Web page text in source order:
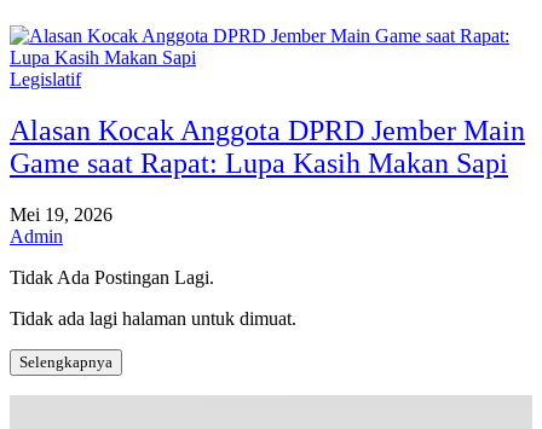
Legislatif
Alasan Kocak Anggota DPRD Jember Main
Game saat Rapat: Lupa Kasih Makan Sapi
Mei 19, 2026
Admin
Tidak Ada Postingan Lagi.
Tidak ada lagi halaman untuk dimuat.
Selengkapnya